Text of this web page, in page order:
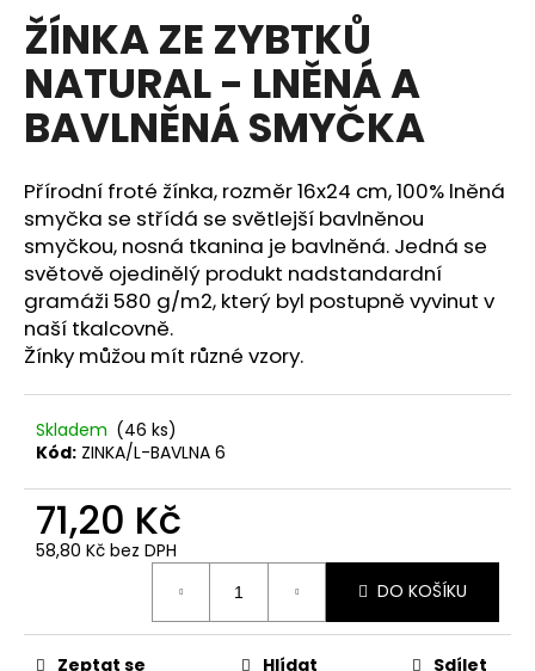
produktu
je
0,0
5
hvězdiček.
ŽÍNKA ZE ZYBTKŮ
NATURAL - LNĚNÁ A
BAVLNĚNÁ SMYČKA
Přírodní froté žínka, rozměr 16x24 cm, 100% lněná
smyčka se střídá se světlejší bavlněnou
smyčkou, nosná tkanina je bavlněná. Jedná se
světově ojedinělý produkt nadstandardní
gramáži 580 g/m2, který byl postupně vyvinut v
naší tkalcovně.
Žínky můžou mít různé vzory.
Skladem (46 ks)
Kód: ZINKA/L-BAVLNA 6
71,20 Kč
58,80 Kč bez DPH
DO KOŠÍKU
Zeptat se Hlídat Sdílet
a
j
í
t
?
HLEDAT
p
o
r
u
č
u
m